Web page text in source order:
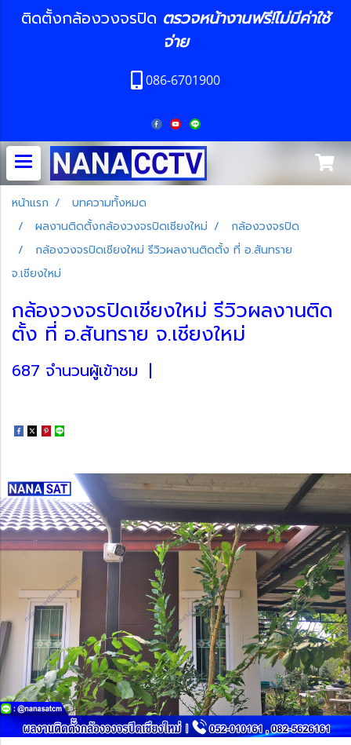
ติดตั้งกล้องวงจรปิด ตรวจหน้างานฟรี!ไม่มีค่าใช้
จ่าย
086-6701900
หน้าแรก
บทความทั้งหมด
ผลงานติดตั้งกล้องวงจรปิดเชียงใหม่
กล้องวงจรปิด
กล้องวงจรปิดเชียงใหม่ รีวิวผลงานติดตั้ง ที่ อ.สันทราย
จ.เชียงใหม่
กล้องวงจรปิดเชียงใหม่ รีวิวผลงานติด
ตั้ง ที่ อ.สันทราย จ.เชียงใหม่
687 จำนวนผู้เข้าชม |